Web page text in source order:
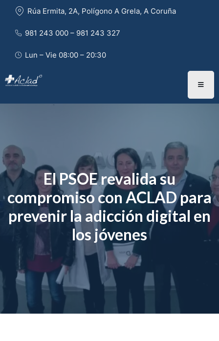
Rúa Ermita, 2A, Polígono A Grela, A Coruña
981 243 000 – 981 243 327
Lun – Vie 08:00 – 20:30
El PSOE revalida su
compromiso con ACLAD para
prevenir la adicción digital en
los jóvenes